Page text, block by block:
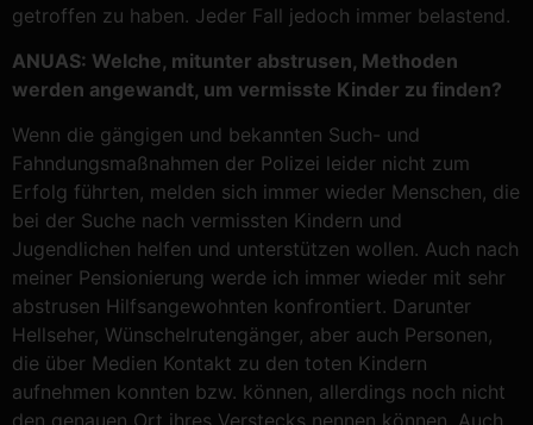
getroffen zu haben. Jeder Fall jedoch immer belastend.
ANUAS: Welche, mitunter abstrusen, Methoden
werden angewandt, um vermisste Kinder zu finden?
Wenn die gängigen und bekannten Such- und
Fahndungsmaßnahmen der Polizei leider nicht zum
Erfolg führten, melden sich immer wieder Menschen, die
bei der Suche nach vermissten Kindern und
Jugendlichen helfen und unterstützen wollen. Auch nach
meiner Pensionierung werde ich immer wieder mit sehr
abstrusen Hilfsangewohnten konfrontiert. Darunter
Hellseher, Wünschelrutengänger, aber auch Personen,
die über Medien Kontakt zu den toten Kindern
aufnehmen konnten bzw. können, allerdings noch nicht